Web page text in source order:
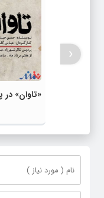
«تاوان»
‹